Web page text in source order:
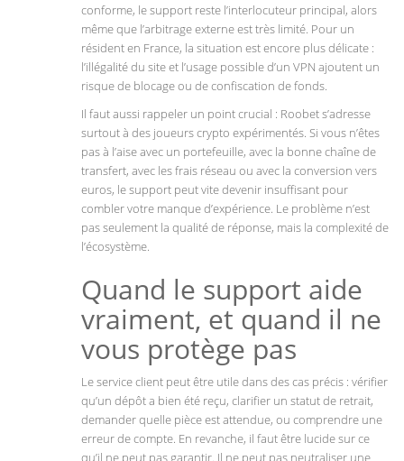
conforme, le support reste l’interlocuteur principal, alors
même que l’arbitrage externe est très limité. Pour un
résident en France, la situation est encore plus délicate :
l’illégalité du site et l’usage possible d’un VPN ajoutent un
risque de blocage ou de confiscation de fonds.
Il faut aussi rappeler un point crucial : Roobet s’adresse
surtout à des joueurs crypto expérimentés. Si vous n’êtes
pas à l’aise avec un portefeuille, avec la bonne chaîne de
transfert, avec les frais réseau ou avec la conversion vers
euros, le support peut vite devenir insuffisant pour
combler votre manque d’expérience. Le problème n’est
pas seulement la qualité de réponse, mais la complexité de
l’écosystème.
Quand le support aide
vraiment, et quand il ne
vous protège pas
Le service client peut être utile dans des cas précis : vérifier
qu’un dépôt a bien été reçu, clarifier un statut de retrait,
demander quelle pièce est attendue, ou comprendre une
erreur de compte. En revanche, il faut être lucide sur ce
qu’il ne peut pas garantir. Il ne peut pas neutraliser une